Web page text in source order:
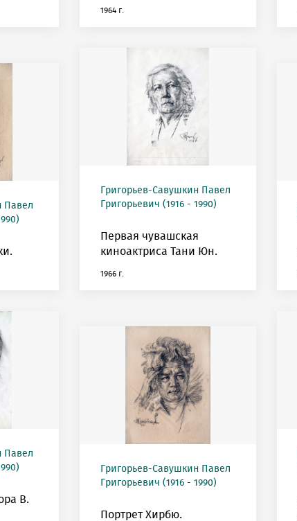
1964 г.
Павел
Григорьев-Савушкин Павел
Григорьевич (1916 - 1990)
Первая чувашская
киноактриса Тани Юн.
1966 г.
Павел
В.
Григорьев-Савушкин Павел
Григорьевич (1916 - 1990)
Портрет Хирбю.